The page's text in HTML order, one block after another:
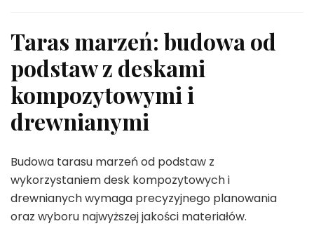
Taras marzeń: budowa od
podstaw z deskami
kompozytowymi i
drewnianymi
Budowa tarasu marzeń od podstaw z
wykorzystaniem desk kompozytowych i
drewnianych wymaga precyzyjnego planowania
oraz wyboru najwyższej jakości materiałów.